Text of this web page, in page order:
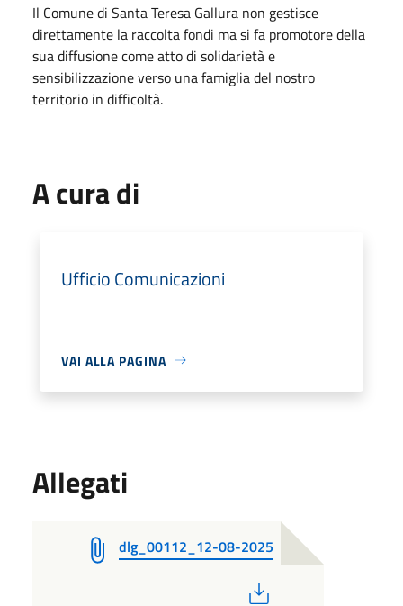
Il Comune di Santa Teresa Gallura non gestisce
direttamente la raccolta fondi ma si fa promotore della
sua diffusione come atto di solidarietà e
sensibilizzazione verso una famiglia del nostro
territorio in difficoltà.
A cura di
Ufficio Comunicazioni
VAI ALLA PAGINA
Allegati
dlg_00112_12-08-2025